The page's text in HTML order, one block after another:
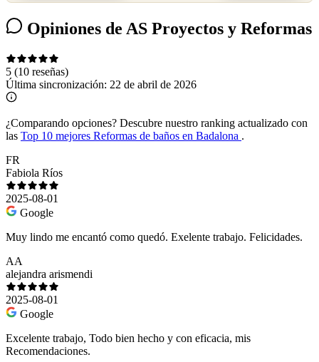
Opiniones de AS Proyectos y Reformas
5 (10 reseñas)
Última sincronización: 22 de abril de 2026
¿Comparando opciones? Descubre nuestro ranking actualizado con
las Top 10 mejores Reformas de baños en Badalona .
FR
Fabiola Ríos
2025-08-01
Google
Muy lindo me encantó como quedó. Exelente trabajo. Felicidades.
AA
alejandra arismendi
2025-08-01
Google
Excelente trabajo, Todo bien hecho y con eficacia, mis
Recomendaciones.